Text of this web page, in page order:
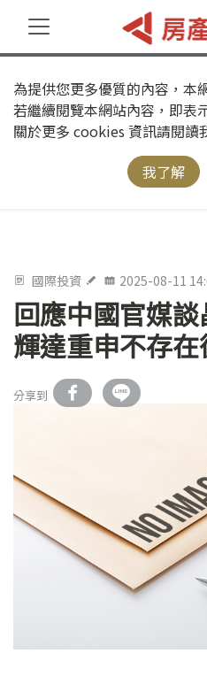
為提供您更多優質的內容，本
若繼續閱覽本網站內容，即表
關於更多 cookies 資訊請閱讀
我了解
國際投資 2025-08-11
回應中國官媒
輝達重申不存在
分享到